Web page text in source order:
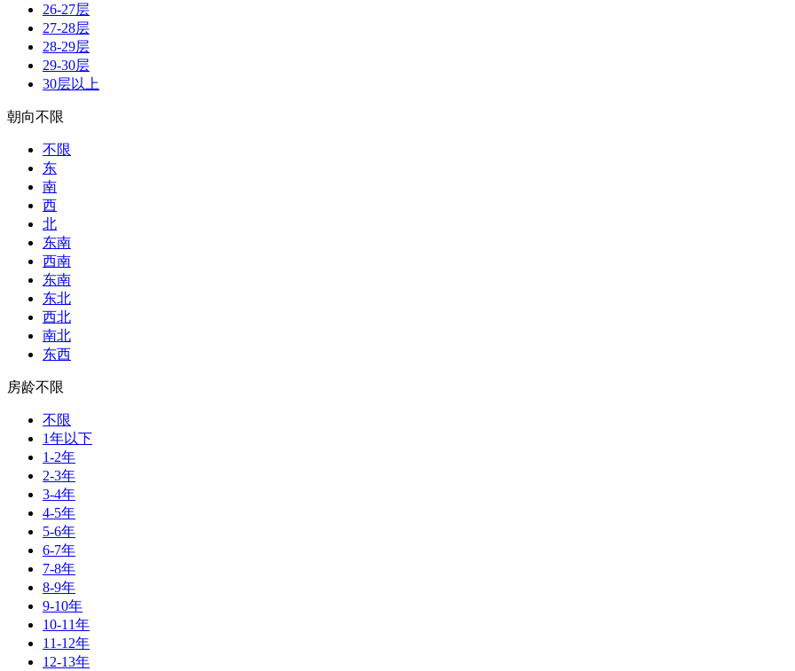
26-27层
27-28层
28-29层
29-30层
30层以上
朝向不限
不限
东
南
西
北
东南
西南
东南
东北
西北
南北
东西
房龄不限
不限
1年以下
1-2年
2-3年
3-4年
4-5年
5-6年
6-7年
7-8年
8-9年
9-10年
10-11年
11-12年
12-13年